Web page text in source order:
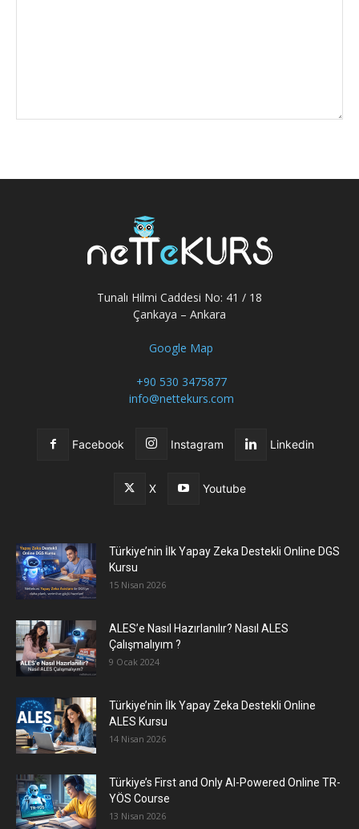
Tunalı Hilmi Caddesi No: 41 / 18
Çankaya – Ankara
Google Map
+90 530 3475877
info@nettekurs.com
Facebook Instagram Linkedin
X Youtube
Türkiye’nin İlk Yapay Zeka Destekli Online DGS
Kursu
15 Nisan 2026
ALES’e Nasıl Hazırlanılır? Nasıl ALES
Çalışmalıyım ?
9 Ocak 2024
Türkiye’nin İlk Yapay Zeka Destekli Online
ALES Kursu
14 Nisan 2026
Türkiye’s First and Only AI-Powered Online TR-
YÖS Course
13 Nisan 2026